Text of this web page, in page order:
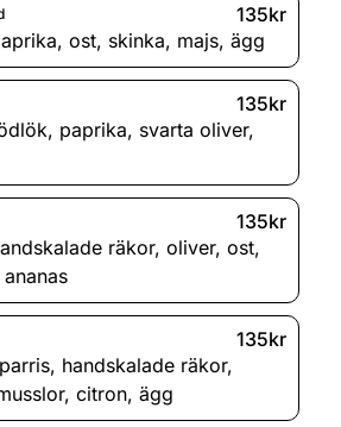
135kr
, ost, skinka, majs, ägg
135kr
, paprika, svarta oliver,
135kr
räkor, oliver, ost,
ananas
135kr
, handskalade räkor,
, citron, ägg